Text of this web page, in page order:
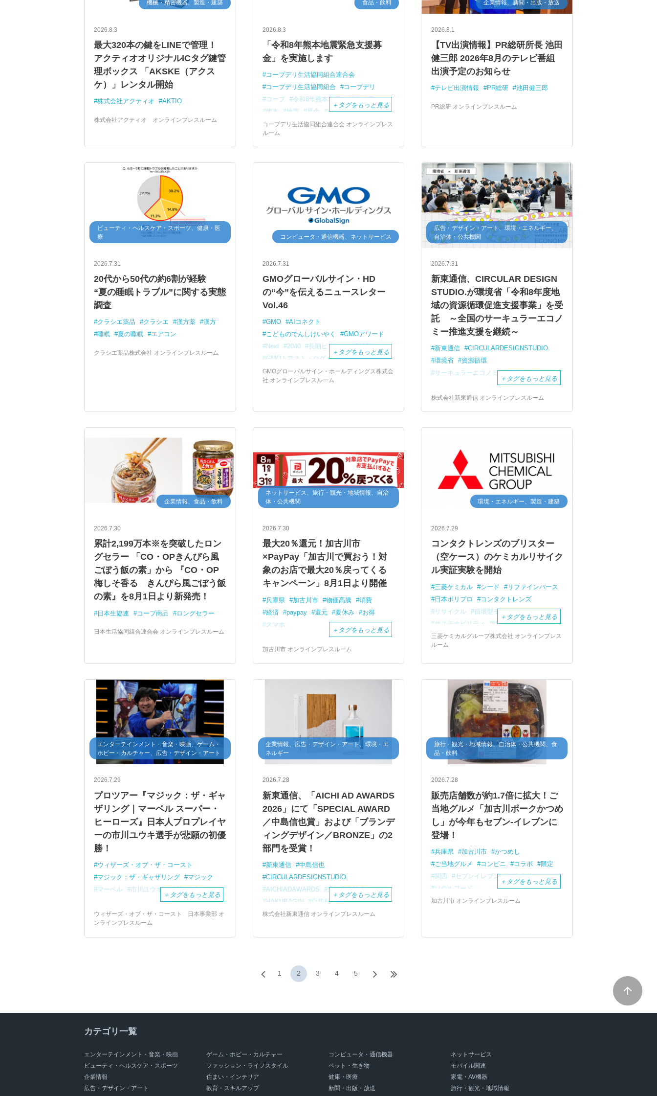
機械・精密機器、製造・建築
2026.8.3
最大320本の鍵をLINEで管理！
アクティオオリジナルICタグ鍵管
理ボックス 「AKSKE（アクス
ケ）」レンタル開始
株式会社アクティオ AKTIO
株式会社アクティオ オンラインプレスルーム
食品・飲料
2026.8.3
「令和8年熊本地震緊急支援募
金」を実施します
コープデリ生活協同組合連合会
コープデリ生活協同組合
コープデリ
コープ
令和8年熊本地震
熊本地震
熊本
地震 募金 支援
＋ タグをもっと見る
コープデリ生活協同組合連合会 オンラインプレス
ルーム
企業情報、新聞・出版・放送
2026.8.1
【TV出演情報】PR総研所長 池田
健三郎 2026年8月のテレビ番組
出演予定のお知らせ
テレビ出演情報 PR総研 池田健三郎
PR総研 オンラインプレスルーム
ビューティ・ヘルスケア・スポーツ、健康・医
療
2026.7.31
20代から50代の約6割が経験
“夏の睡眠トラブル”に関する実態
調査
クラシエ薬品 クラシエ 漢方薬
漢方
睡眠
夏の睡眠 エアコン
クラシエ薬品株式会社 オンラインプレスルーム
コンピュータ・通信機器、ネットサービス
2026.7.31
GMOグローバルサイン・HD
の“今”を伝えるニュースレター
Vol.46
GMO
AIコネクト
こどものでんしけいやく
GMOアワード
Next
2040 長期ビジョン
GMOサイン
GMOトラスト・ログイン
＋ タグをもっと見る
GMOグローバルサイン・ホールディングス株式会
社 オンラインプレスルーム
広告・デザイン・アート、環境・エネルギー、
自治体・公共機関
2026.7.31
新東通信、CIRCULAR DESIGN
STUDIO.が環境省「令和8年度地
域の資源循環促進支援事業」を受
託 ～全国のサーキュラーエコノ
ミー推進支援を継続～
新東通信
CIRCULARDESIGNSTUDIO.
環境省
資源循環
サーキュラーエコノミー
マイスター
＋ タグをもっと見る
株式会社新東通信 オンラインプレスルーム
企業情報、食品・飲料
2026.7.30
累計2,199万本※を突破したロン
グセラー 「CO・OPきんぴら風
ごぼう飯の素」から 『CO・OP
梅しそ香る きんぴら風ごぼう飯
の素』を8月1日より新発売！
日本生協連 コープ商品 ロングセラー
日本生活協同組合連合会 オンラインプレスルーム
ネットサービス、旅行・観光・地域情報、自治
体・公共機関
2026.7.30
最大20％還元！加古川市
×PayPay「加古川で買おう！対
象のお店で最大20％戻ってくる
キャンペーン」8月1日より開催
兵庫県 加古川市 物価高騰
消費
経済
paypay 還元 夏休み
お得
スマホ
＋ タグをもっと見る
加古川市 オンラインプレスルーム
環境・エネルギー、製造・建築
2026.7.29
コンタクトレンズのブリスター
（空ケース）のケミカルリサイク
ル実証実験を開始
三菱ケミカル シード
リファインバース
日本ポリプロ
コンタクトレンズ
リサイクル
循環型モデル
サステナビリティ
ISCC
＋ タグをもっと見る
三菱ケミカルグループ株式会社 オンラインプレス
ルーム
エンターテインメント・音楽・映画、ゲーム・
ホビー・カルチャー、広告・デザイン・アート
2026.7.29
プロツアー『マジック：ザ・ギャ
ザリング｜マーベル スーパー・
ヒーローズ』日本人プロプレイヤ
ーの市川ユウキ選手が悲願の初優
勝！
ウィザーズ・オブ・ザ・コースト
マジック：ザ・ギャザリング
マジック
マーベル
市川ユウキ 優勝 プロツアー
＋ タグをもっと見る
ウィザーズ・オブ・ザ・コースト 日本事業部 オ
ンラインプレスルーム
企業情報、広告・デザイン・アート、環境・エ
ネルギー
2026.7.28
新東通信、「AICHI AD AWARDS
2026」にて「SPECIAL AWARD
／中島信也賞」および「ブランデ
ィングデザイン／BRONZE」の2
部門を受賞！
新東通信
中島信也
CIRCULARDESIGNSTUDIO.
AICHIADAWARDS
愛知広告協会
HAKUBAGIN
白馬村観光局
地元CO2みかん
日本特殊陶業
＋ タグをもっと見る
株式会社新東通信 オンラインプレスルーム
旅行・観光・地域情報、自治体・公共機関、食
品・飲料
2026.7.28
販売店舗数が約1.7倍に拡大！ご
当地グルメ「加古川ポークかつめ
し」が今年もセブン-イレブンに
登場！
兵庫県 加古川市
かつめし
ご当地グルメ
コンビニ コラボ
限定
関西
セブンイレブン
観光大使
ソウルフード
＋ タグをもっと見る
加古川市 オンラインプレスルーム
1 2 3 4 5
カテゴリ一覧
エンターテインメント・音楽・映画 ゲーム・ホビー・カルチャー コンピュータ・通信機器
ネットサービス
ビューティ・ヘルスケア・スポーツ
ファッション・ライフスタイル ペット・生き物
モバイル関連
企業情報
住まい・インテリア 健康・医療
家電・AV機器
広告・デザイン・アート
教育・スキルアップ 新聞・出版・放送
旅行・観光・地域情報